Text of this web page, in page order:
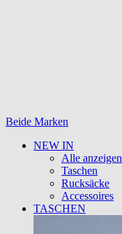
Beide Marken
NEW IN
Alle anzeigen
Taschen
Rucksäcke
Accessoires
TASCHEN